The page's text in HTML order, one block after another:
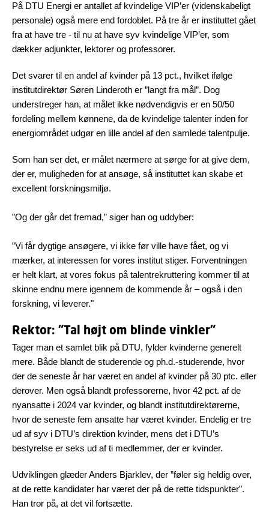
På DTU Energi er antallet af kvindelige VIP’er (videnskabeligt
personale) også mere end fordoblet. På tre år er instituttet gået
fra at have tre - til nu at have syv kvindelige VIP’er, som
dækker adjunkter, lektorer og professorer.
Det svarer til en andel af kvinder på 13 pct., hvilket ifølge
institutdirektør Søren Linderoth er ”langt fra mål”. Dog
understreger han, at målet ikke nødvendigvis er en 50/50
fordeling mellem kønnene, da de kvindelige talenter inden for
energiområdet udgør en lille andel af den samlede talentpulje.
Som han ser det, er målet nærmere at sørge for at give dem,
der er, muligheden for at ansøge, så instituttet kan skabe et
excellent forskningsmiljø.
”Og der går det fremad,” siger han og uddyber:
”Vi får dygtige ansøgere, vi ikke før ville have fået, og vi
mærker, at interessen for vores institut stiger. Forventningen
er helt klart, at vores fokus på talentrekruttering kommer til at
skinne endnu mere igennem de kommende år – også i den
forskning, vi leverer."
Rektor: "Tal højt om blinde vinkler"
Tager man et samlet blik på DTU, fylder kvinderne generelt
mere. Både blandt de studerende og ph.d.-studerende, hvor
der de seneste år har været en andel af kvinder på 30 ptc. eller
derover. Men også blandt professorerne, hvor 42 pct. af de
nyansatte i 2024 var kvinder, og blandt institutdirektørerne,
hvor de seneste fem ansatte har været kvinder. Endelig er tre
ud af syv i DTU’s direktion kvinder, mens det i DTU’s
bestyrelse er seks ud af ti medlemmer, der er kvinder.
Udviklingen glæder Anders Bjarklev, der ”føler sig heldig over,
at de rette kandidater har været der på de rette tidspunkter”.
Han tror på, at det vil fortsætte.